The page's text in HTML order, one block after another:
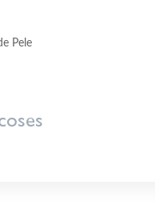
Pele